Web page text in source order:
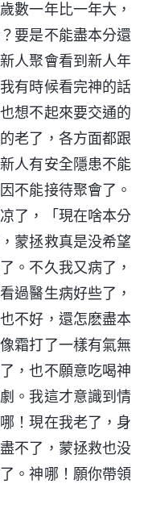
數一年比一年大，
要是不能盡本分還
人聚會看到新人年
有時候看完神的話
想不起來要交通的
老了，各方面都跟
人有安全隱患不能
不能接待聚會了。
了，「現在啥本分
蒙拯救真是没希望
。不久我又病了，
過醫生病好些了，
不好，還怎麽盡本
霜打了一樣有氣無
，也不願意吃喝神
。我這才意識到情
！現在我老了，身
不了，蒙拯救也没
。神哪！願你帶領